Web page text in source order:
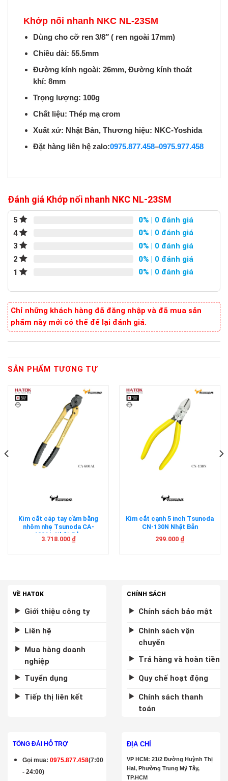
Khớp nối nhanh NKC NL-23SM
Dùng cho cỡ ren 3/8″ ( ren ngoài 17mm)
Chiều dài: 55.5mm
Đường kính ngoài: 26mm, Đường kính thoát
khí: 8mm
Trọng lượng: 100g
Chất liệu: Thép mạ crom
Xuất xứ: Nhật Bản, Thương hiệu: NKC-Yoshida
Đặt hàng liên hệ zalo:0975.877.458–0975.977.458
Đánh giá Khớp nối nhanh NKC NL-23SM
5 0% | 0 đánh giá
4
0% | 0 đánh giá
3
0% | 0 đánh giá
2
0% | 0 đánh giá
1
0% | 0 đánh giá
Chỉ những khách hàng đã đăng nhập và đã mua sản
phẩm này mới có thể để lại đánh giá.
SẢN PHẨM TƯƠNG TỰ
Kìm cắt cáp tay cầm bằng
nhôm nhẹ Tsunoda CA-
600AL Nhật Bản
3.718.000 ₫
Kìm cắt cạnh 5 inch Tsunoda
CN-130N Nhật Bản
299.000 ₫
VỀ HATOK
Giới thiệu công ty
Liên hệ
Mua hàng doanh
nghiệp
Tuyển dụng
Tiếp thị liên kết
CHÍNH SÁCH
Chính sách bảo mật
Chính sách vận
chuyển
Trả hàng và hoàn tiền
Quy chế hoạt động
Chính sách thanh
toán
TỔNG ĐÀI HỖ TRỢ
Gọi mua:0975.877.458(7:00
- 24:00)
ĐỊA CHỈ
VP HCM: 21/2 Đường Huỳnh Thị
Hai, Phường Trung Mỹ Tây,
TP.HCM